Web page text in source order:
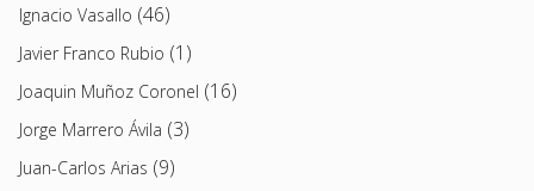
Ignacio Vasallo (46)
Javier Franco Rubio (1)
Joaquin Muñoz Coronel (16)
Jorge Marrero Ávila (3)
Juan-Carlos Arias (9)